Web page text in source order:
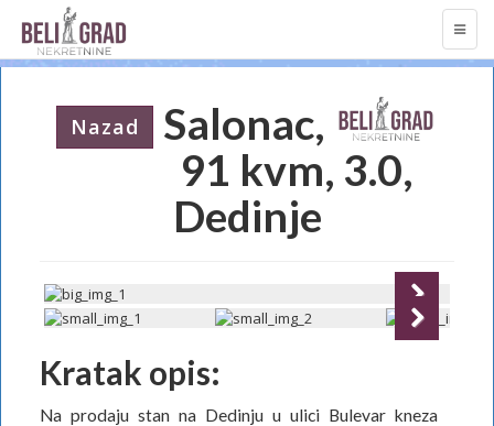
Nazad
Salonac,
91 kvm, 3.0,
Dedinje
Next
Kratak opis:
Na prodaju stan na Dedinju u ulici Bulevar kneza